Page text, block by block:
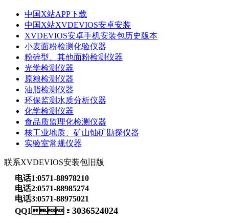
中国X站APP下载
中国X站XVDEVIOS安卓安装
XVDEVIOS安卓手机安装包历史版本
小麦面粉检测化验仪器
粉碎型、其他面粉检测仪器
光学检测仪器
原粮检测仪器
油脂检测仪器
环保监测水质分析仪器
化学检测仪器
食品质监理化检测仪器
核工业地质、矿山铀矿勘探仪器
实验室常规仪器
联系XVDEVIOS安装包旧版
电话1:0571-88978210
电话2:0571-88985274
电话3:0571-88975021
QQ1： 3036524024